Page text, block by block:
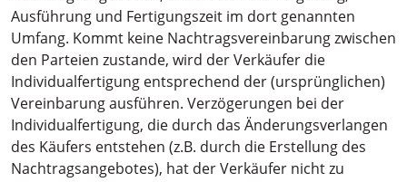
Ausführung und Fertigungszeit im dort genannten
Umfang. Kommt keine Nachtragsvereinbarung zwischen
den Parteien zustande, wird der Verkäufer die
Individualfertigung entsprechend der (ursprünglichen)
Vereinbarung ausführen. Verzögerungen bei der
Individualfertigung, die durch das Änderungsverlangen
des Käufers entstehen (z.B. durch die Erstellung des
Nachtragsangebotes), hat der Verkäufer nicht zu